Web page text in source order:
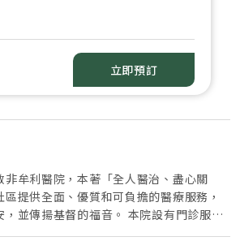
立即預訂
非牟利醫院，本著「全人醫治、盡心關
提供全面、優質和可負擔的醫療服務，
並傳揚基督的福音。 本院設有門診服
治療性的服務。除家庭科醫生外，本院設